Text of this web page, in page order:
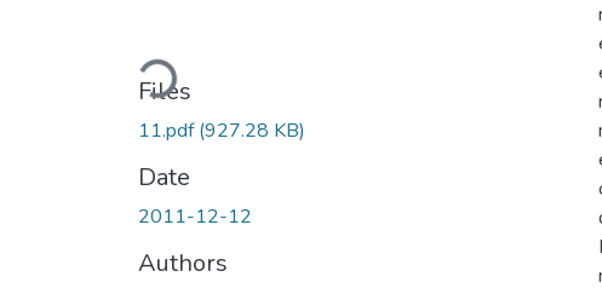
Loading...
Files
11.pdf(927.28 KB)
Date
2011-12-12
Authors